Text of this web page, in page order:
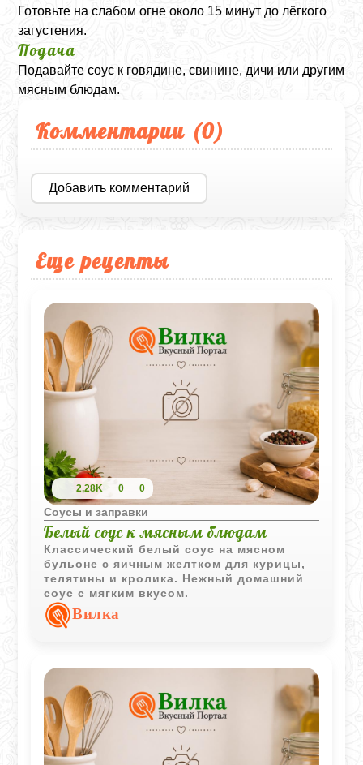
Готовьте на слабом огне около 15 минут до лёгкого
загустения.
Подача
Подавайте соус к говядине, свинине, дичи или другим
мясным блюдам.
Комментарии (0)
Добавить комментарий
Еще рецепты
2,28K 0 0
Соусы и заправки
Белый соус к мясным блюдам
Классический белый соус на мясном
бульоне с яичным желтком для курицы,
телятины и кролика. Нежный домашний
соус с мягким вкусом.
Вилка